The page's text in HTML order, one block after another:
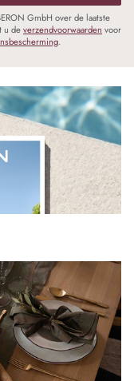
GmbH over de laatste
u deverzendvoorwaarden voor
.